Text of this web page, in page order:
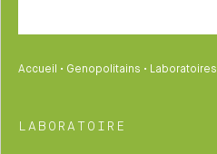
Accueil • Genopolitains • Laboratoires
LABORATOIRE